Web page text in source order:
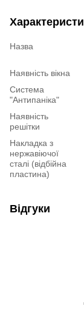
Назва
Наявність вікна
Система
"Антипаніка"
Наявність
решітки
Накладка з
нержавіючої
сталі (відбійна
пластина)
Відгуки